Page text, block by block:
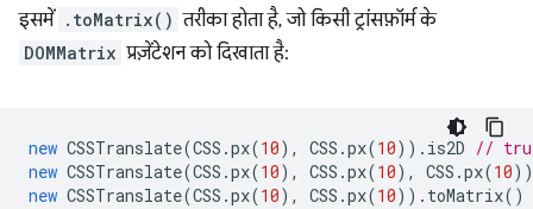
इसमें .toMatrix() तरीका होता है, जो किसी ट्रांसफ़ॉर्म के
DOMMatrix प्रज़ेंटेशन को दिखाता है:
new CSSTranslate(CSS .px(10), CSS .px(10)). is2D //
new CSSTranslate(CSS .px(10), CSS .px(10), CSS .px(10
new CSSTranslate(CSS .px(10), CSS .px(10)). toMatrix()